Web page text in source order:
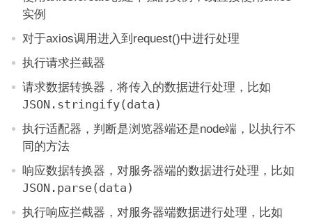
实例
对于axios调用进入到request()中进行处理
执行请求拦截器
请求数据转换器，将传入的数据进行处理，比如
JSON.stringify(data)
执行适配器，判断是浏览器端还是node端，以执行不
同的方法
响应数据转换器，对服务器端的数据进行处理，比如
JSON.parse(data)
执行响应拦截器，对服务器端数据进行处理，比如